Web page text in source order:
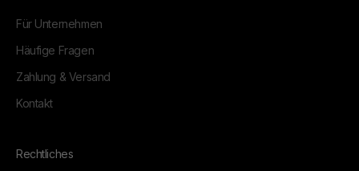
Für Unternehmen
Häufige Fragen
Zahlung & Versand
Kontakt
Rechtliches